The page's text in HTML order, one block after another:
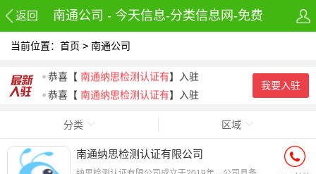
返回 南通公司 - 今天信息-分类信息网-免费
发布房产,租房,招聘,兼职及58同城信息
网
当前位置： 首页 > 南通公司
我要入驻
恭喜 【 南通纳思检测认证有】入驻
恭喜 【 南通纳思检测认证有】入驻
恭喜【如皋市春华职业技能
恭喜【南通上元室内设计培】入驻
分类 区域
南通纳思检测认证有限公司